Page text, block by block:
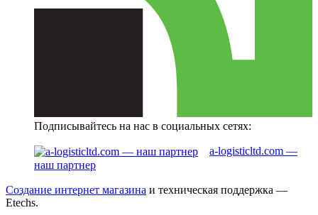
Подписывайтесь на нас в социальных сетях:
a-logisticltd.com —
наш партнер
Создание интернет магазина и техническая поддержка —
Etechs.